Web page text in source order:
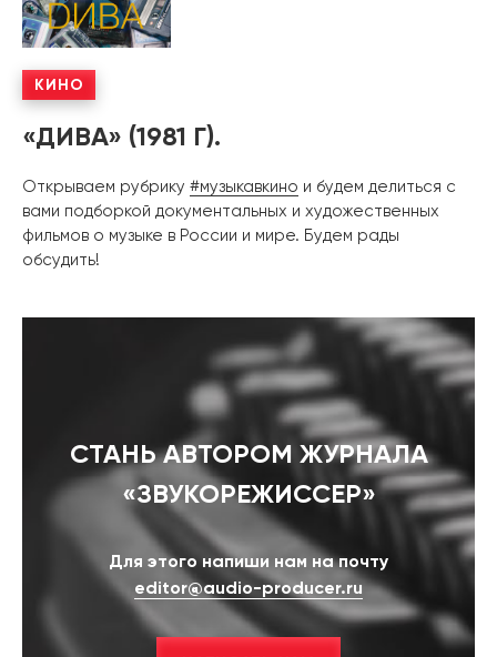
КИНО
«ДИВА» (1981 Г).
Открываем рубрику #музыкавкино и будем делиться с
вами подборкой документальных и художественных
фильмов о музыке в России и мире. Будем рады
обсудить!
СТАНЬ АВТОРОМ ЖУРНАЛА
«ЗВУКОРЕЖИССЕР»
Для этого напиши нам на почту
editor@audio-producer.ru